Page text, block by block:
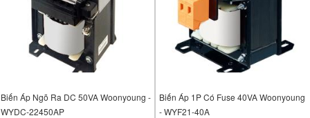
Biến Áp Ngõ Ra DC 50VA Woonyoung -
WYDC-22450AP
Biến Áp 1P Có Fuse 40VA Woonyoung
- WYF21-40A